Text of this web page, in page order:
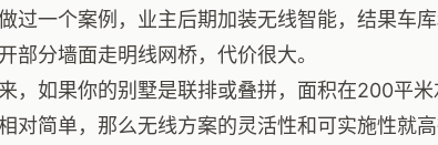
过一个案例，业主后期加装无线智能，结果车
部分墙面走明线网桥，代价很大。
，如果你的别墅是联排或叠拼，面积在200平
对简单，那么无线方案的灵活性和可实施性就高